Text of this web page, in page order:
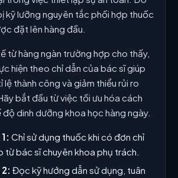
kỹ lưỡng nguyên tắc phối hợp thuốc
đặt lên hàng đầu.
từ hàng ngàn trường hợp cho thấy,
hiện theo chỉ dẫn của bác sĩ giúp
lệ thành công và giảm thiểu rủi ro
bắt đầu từ việc tối ưu hóa cách
dinh dưỡng khoa học hàng ngày.
Chỉ sử dụng thuốc khi có đơn chỉ
từ bác sĩ chuyên khoa phụ trách.
Đọc kỹ hướng dẫn sử dụng, tuân